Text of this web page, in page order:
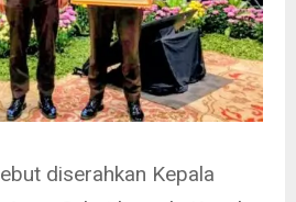
diserahkan Kepala